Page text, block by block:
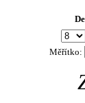
Měřítko: